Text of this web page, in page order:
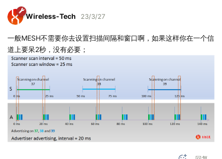
Wireless-Tech 23/3/27
一般MESH不需要你去设置扫描间隔和窗口啊，如果这样你在一个信
道上要呆2秒，没有必要；